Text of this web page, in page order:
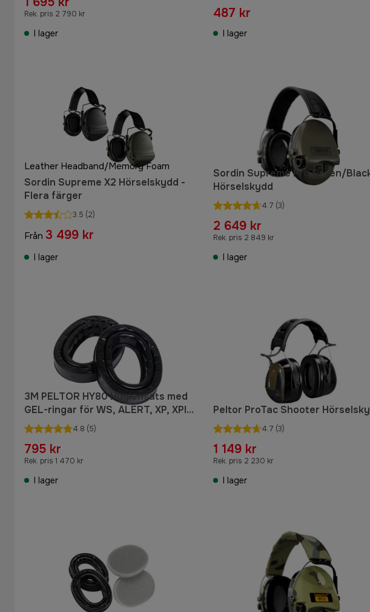
Rek. pris 2 790 kr
I lager
487 kr
I lager
Leather Headband/Memory Foam
Sordin Supreme X2 Hörselskydd -
Flera färger
3.5 (2)
Från 3 499 kr
I lager
Sordin Supreme Pro Green/
Hörselskydd
4.7 (3)
2 649 kr
Rek. pris 2 849 kr
I lager
3M PELTOR HY80 Hygiensats med
GEL-ringar för WS, ALERT, XP, XPI,
XPV, ProTac, LiteCom Plus
4.8 (5)
795 kr
Rek. pris 1 470 kr
I lager
Peltor ProTac Shooter
4.7 (3)
1 149 kr
Rek. pris 2 230 kr
I lager